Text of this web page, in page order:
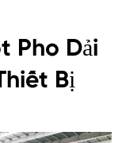
Pho Dải
Bị